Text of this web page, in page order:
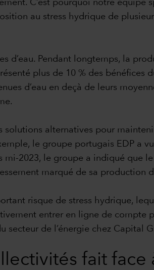
C’est pourquoi notre équipe
au stress hydrique de
d’eau. Pendant longtemps, la
plus de 10 % des bénéfices
d’eau en deçà de leurs
alternatives pour
le groupe portugais EDP a
2023, le groupe a indiqué que
marqué de sa production
risque de stress hydrique,
entrer en ligne de compte
secteur de l’énergie chez Capital
fait